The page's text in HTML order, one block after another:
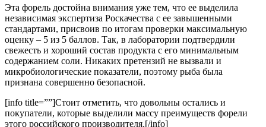
Эта форель достойна внимания уже тем, что ее выделила
независимая экспертиза Роскачества с ее завышенными
стандартами, присвоив по итогам проверки максимальную
оценку – 5 из 5 баллов. Так, в лаборатории подтвердили
свежесть и хороший состав продукта с его минимальным
содержанием соли. Никаких претензий не вызвали и
микробиологические показатели, поэтому рыба была
признана совершенно безопасной.
[info title=””]Стоит отметить, что довольны остались и
покупатели, которые выделили массу преимуществ форели
этого российского производителя.[/info]